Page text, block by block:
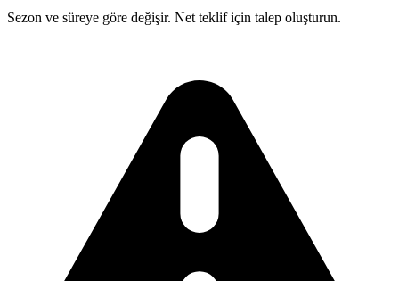
Sezon ve süreye göre değişir. Net teklif için talep oluşturun.